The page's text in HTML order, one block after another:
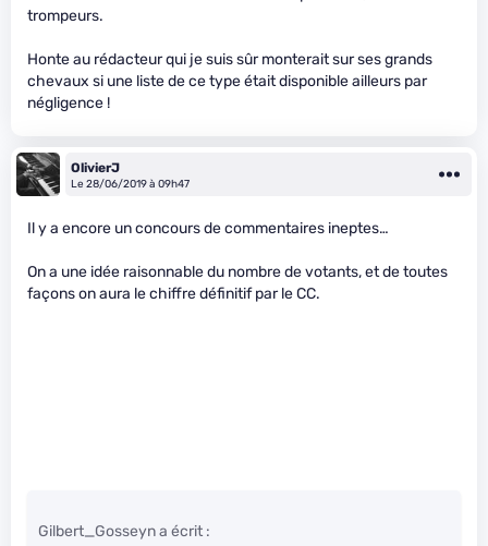
trompeurs.
Honte au rédacteur qui je suis sûr monterait sur ses grands
chevaux si une liste de ce type était disponible ailleurs par
négligence !
OlivierJ
Le 28/06/2019 à 09h47
Il y a encore un concours de commentaires ineptes…
On a une idée raisonnable du nombre de votants, et de toutes
façons on aura le chiffre définitif par le CC.
Gilbert_Gosseyn a écrit :